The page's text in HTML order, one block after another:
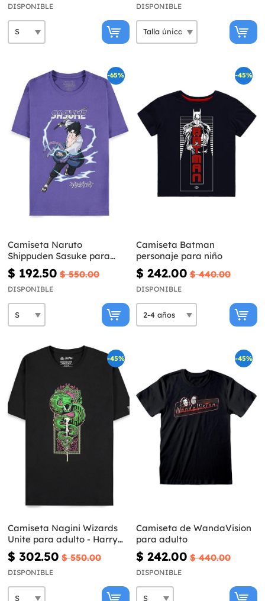
DISPONIBLE DISPONIBLE
-65%
Camiseta Naruto
Shippuden Sasuke para
hombre
$ 192.50 $ 550.00
DISPONIBLE
-45%
Camiseta Batman
personaje para niño
$ 242.00 $ 440.00
DISPONIBLE
-45%
Camiseta Nagini Wizards
Unite para adulto - Harry
Potter
$ 302.50 $ 550.00
DISPONIBLE
-45%
Camiseta de WandaVision
para adulto
$ 242.00 $ 440.00
DISPONIBLE